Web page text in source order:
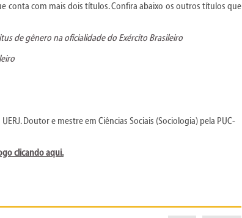
conta com mais dois títulos. Confira abaixo os outros títulos que
de gênero na oficialidade do Exército Brasileiro
Doutor e mestre em Ciências Sociais (Sociologia) pela PUC-
clicando aqui.